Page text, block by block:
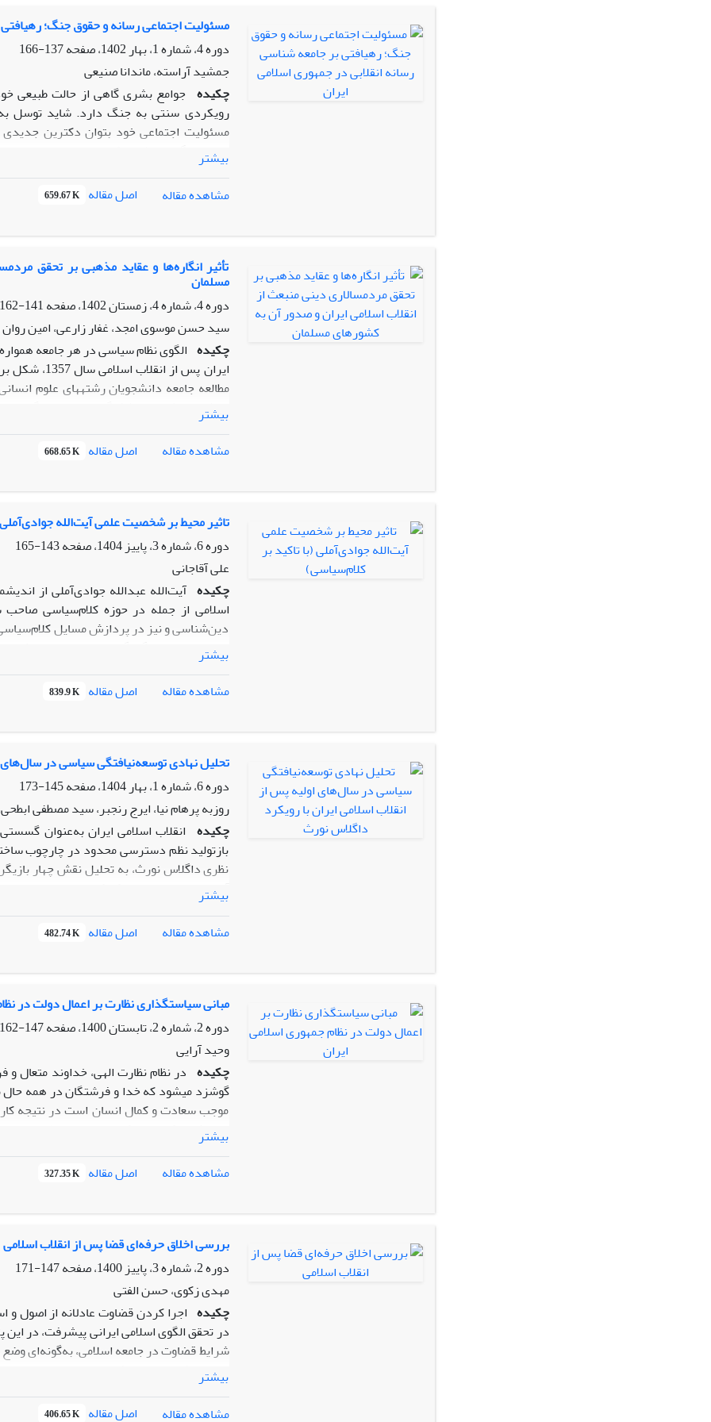
خیرخواهی، انصاف، حق‌شناسی، غمخواری،
محسوب می‌شود. با عنایت به این مساله
کشیدن مفروضات انسان اقتصادی، بر
برای طرح مدل آرمانی انسان جهادی فراهم
اقتصادی و ظهور و بروز انسان جهادی دانست.
مسئولیت اجتماعی رسانه و حقوق جنگ؛
دوره 4، شماره 1، بهار 1402، صفحه
137-166
جمشید آراسته، ماندانا صنیعی
چکیده جوامع بشری گاهی از حالت طبیعی
رویکردی سنتی به جنگ دارد. شاید توسل
مسئولیت اجتماعی خود بتوان دکترین جدیدی
حقوق جنگ و حفظ و تحکیم صلح و امنیت
اجتماعی رسانه ها در جنگ و در این راه
خبرگزاری های ایرنا، بی بی سی، سی ان ان در
می توانند با تاسی از سیاست های دولت
جمعی بر افکار عمومی تلاش می‌کنند تا با
نیازمند بازنگری در اصل مسئولیت اجتماعی
مخاصمات و نیز تبیین مبانی جامعه شناسی رسانه
است.
بیشتر
مشاهده مقاله
اصل مقاله 659.67 K
تأثیر انگاره‌ها و عقاید مذهبی بر تحقق
مسلمان
دوره 4، شماره 4، زمستان 1402، صفحه
141-162
سید حسن موسوی امجد، غفار زارعی، امین
چکیده الگوی نظام سیاسی در هر جامعه
ایران پس
مطالعه جامعه دانشجویان رشته­های علوم
یافته ها نشان می­دهد تحقق الگوی
قرار دارد. همچنین از منظر دیپلماسی
مطرح است اینکه پیوند دین و ارزشهای سیاسی
تبلیغ الگوی سکولاریسم از یک طرف و نفی
بیشتر
مشاهده مقاله
اصل مقاله 668.65 K
تاثیر محیط بر شخصیت علمی آیت‌الله
دوره 6، شماره 3، پاییز 1404، صفحه
143-165
علی آقاجانی
چکیده آیت‌الله عبدالله جوادی‌آملی از
اسلامی از جمله در حوزه کلام‌سیاسی
دین‌شناسی و نیز در پردازش مسایل
بررسی از زوایای گوناگون از جمله مساله
شخصیت علمی جوادی آملی(با تاکید بر
عینی بر این مبنا استوار است که پرسش
محیط خانواده، زندگی و تحصیل در آمل،
دینی، محیط آمل جرقه های گرایش به تفسیر و
او و سوق دادنش به سوی این سه دانش و محیط
رقم زده است. امری که برای او جامعیت نسبی
بیشتر
مشاهده مقاله
اصل مقاله 839.9 K
تحلیل نهادی توسعه‌نیافتگی سیاسی در سال‌های
دوره 6، شماره 1، بهار 1404، صفحه
145-173
روزبه پرهام نیا، ایرج رنجبر، سید مصطفی
چکیده انقلاب اسلامی ایران به‌عنوان
بازتولید نظم دسترسی محدود در چارچوب
نظری داگلاس نورث، به تحلیل نقش چهار
آزادی، جریان چپ، و تکنوکرات‌های بازمانده
می‌دهند که روحانیت، به‌واسطه بهره‌مندی از
نهادهای رسمی جدید را تثبیت کرده و منابع
سایر بازیگران به دلیل فقدان شبکه‌های
بیشتر
مشاهده مقاله
اصل مقاله 482.74 K
مبانی سیاستگذاری نظارت بر اعمال دولت در
دوره 2، شماره 2، تابستان 1400، صفحه
147-162
وحید آرایی
چکیده در نظام نظارت الهی، خداوند متعال و
گوشزد می­شود که خدا و فرشتگان در همه حال
موجب سعادت و کمال انسان است در نتیجه
سفارش می­کند؛ چرا که پایداری و سلامت هر
نظامی کارآمد مبتنی بر مبانی اسلامی و
استحکام و ضمانت اجرای بیشتری برخوردار
سیاستگذاری نظارت بر اعمال دولت در
بیشتر
مشاهده مقاله
اصل مقاله 327.35 K
بررسی اخلاق حرفه‌ای قضا پس از انقلاب اسلامی
دوره 2، شماره 3، پاییز 1400، صفحه
147-171
مهدی زکوی، حسن الفتی
چکیده اجرا کردن قضاوت عادلانه از اصول
در تحقق الگوی اسلامی ایرانی پیشرفت، در
شرایط قضاوت در جامعه اسلامی، به‌گونه‌ای
و حقوق فرد و جامعه فدای غرض‌ورزی‌ها و
تحلیل می‌توان گفت: از طریق قرآن کریم و
کرد، که شامل: رعایت انصاف در دادرسی
بیشتر
مشاهده مقاله
اصل مقاله 406.65 K